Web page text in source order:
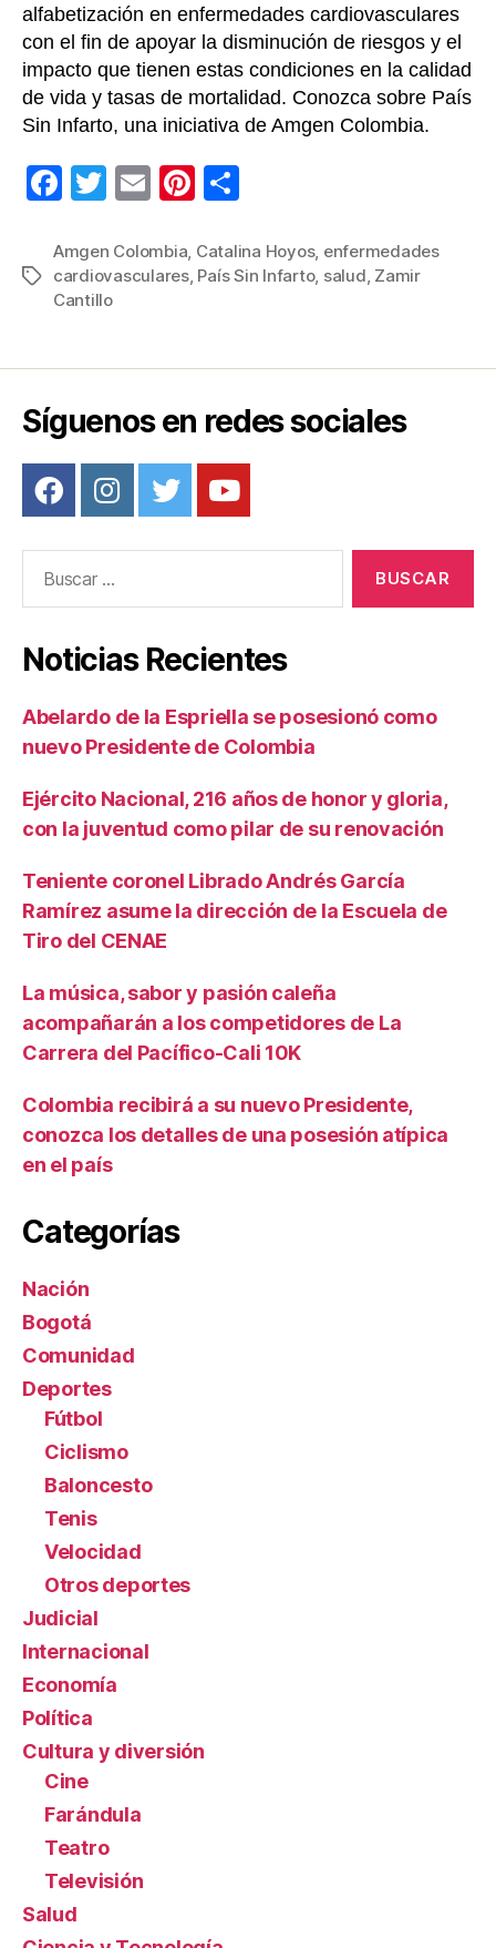
alfabetización en enfermedades cardiovasculares
con el fin de apoyar la disminución de riesgos y el
impacto que tienen estas condiciones en la calidad
de vida y tasas de mortalidad. Conozca sobre País
Sin Infarto, una iniciativa de Amgen Colombia.
F
c
e
o
k
T
tt
er
E
ail
Pi
er
e
m
p
tir
Etiquetas
Amgen Colombia, Catalina Hoyos, enfermedades
cardiovasculares, País Sin Infarto, salud, Zamir
Cantillo
Síguenos en redes sociales
Noticias Recientes
Abelardo de la Espriella se posesionó como
nuevo Presidente de Colombia
Ejército Nacional, 216 años de honor y gloria,
con la juventud como pilar de su renovación
Teniente coronel Librado Andrés García
Ramírez asume la dirección de la Escuela de
Tiro del CENAE
La música, sabor y pasión caleña
acompañarán a los competidores de La
Carrera del Pacífico-Cali 10K
Colombia recibirá a su nuevo Presidente,
conozca los detalles de una posesión atípica
en el país
Categorías
Nación
Bogotá
Comunidad
Deportes
Fútbol
Ciclismo
Baloncesto
Tenis
Velocidad
Otros deportes
Judicial
Internacional
Economía
Política
Cultura y diversión
Cine
Farándula
Teatro
Televisión
Salud